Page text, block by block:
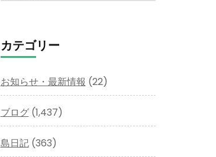
イ
ブ
カテゴリー
お知らせ・最新情報 (22)
ブログ(1,437)
島日記(363)